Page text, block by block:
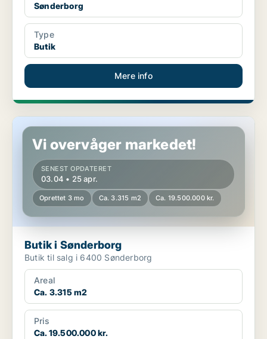
Sønderborg
Type
Butik
Mere info
Butik i Sønderborg
Vi overvåger markedet!
SENEST OPDATERET
03.04 • 25 apr.
Oprettet 3 mo Ca. 3.315 m2 Ca. 19.500.000 kr.
Butik i Sønderborg
Butik til salg i 6400 Sønderborg
Areal
Ca. 3.315 m2
Pris
Ca. 19.500.000 kr.